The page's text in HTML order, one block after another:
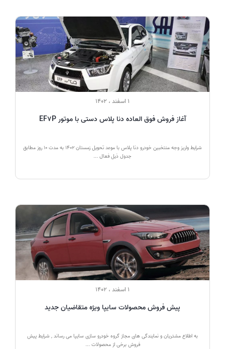
1 اسفند ، 1402
آغاز فروش فوق العاده دنا پلاس دستی با موتور EF7P
شرایط واریز وجه منتخبین خودرو دنا پلاس با موعد تحویل زمستان 1402 به مدت 10 روز مطابق
جدول ذیل فعال ...
1 اسفند ، 1402
پیش فروش محصولات سایپا ویژه متقاضیان جدید
به اطلاع مشتریان و نمایندگی های مجاز گروه خودرو سازی سایپا می رساند , شرایط پیش
فروش برخی از محصولات ...